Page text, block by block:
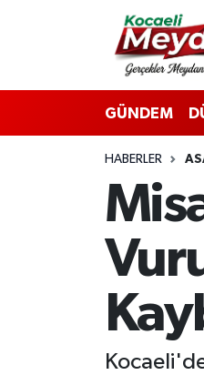
GÜNDEM
HABERLER
Nöbetçi Eczaneler
Hava Durumu
Trafik Durumu
Süper Lig Puan
Tüm Manşetler
Son Dakika Haberleri